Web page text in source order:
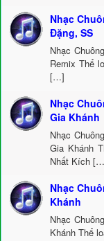
Nhạc
Đặng, SS
Nhạc
Remix Thể
[…]
Nhạc
Gia Khánh
Nhạc
Gia Khánh
Nhất Kích
Nhạc
Khánh
Nhạc
Khánh Thể